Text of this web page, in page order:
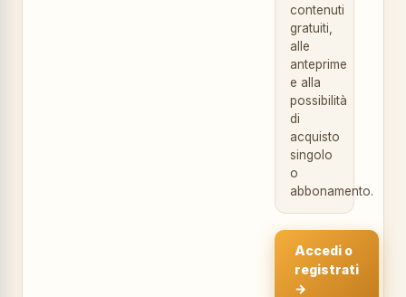
contenuti
gratuiti,
alle
anteprime
e alla
possibilità
di
acquisto
singolo
o
abbonamento.
Accedi o
registrati
→